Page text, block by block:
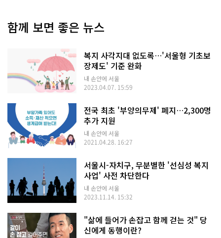
함께 보면 좋은 뉴스
복지 사각지대 없도록…'서울형 기초보
장제도' 기준 완화
내 손안에 서울
2023.04.07. 15:59
전국 최초 '부양의무제' 폐지…2,300명
추가 지원
내 손안에 서울
2021.04.28. 16:27
서울시-자치구, 무분별한 '선심성 복지
사업' 사전 차단한다
내 손안에 서울
2023.11.14. 15:32
"삶에 들어가 손잡고 함께 걷는 것" 당
신에게 동행이란?